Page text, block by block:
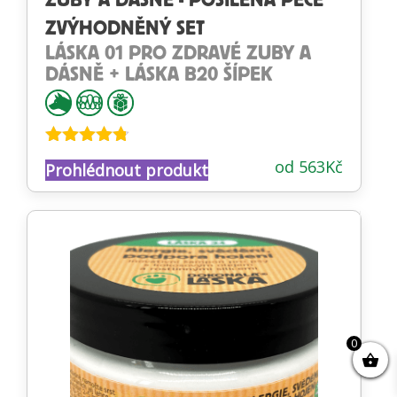
ZVÝHODNĚNÝ SET
LÁSKA 01 PRO ZDRAVÉ ZUBY A
DÁSNĚ + LÁSKA B20 ŠÍPEK
Hodnocení
4.70z 5 od 563Kč
Prohlédnout produkt
0